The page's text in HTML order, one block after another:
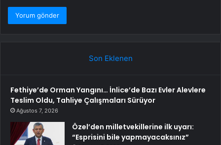
Son Eklenen
Fethiye’de Orman Yangını… İnlice’de Bazı Evler Alevlere
Teslim Oldu, Tahliye Çalışmaları Sürüyor
Ağustos 7, 2026
Özel’den milletvekillerine ilk uyarı:
“Esprisini bile yapmayacaksınız”